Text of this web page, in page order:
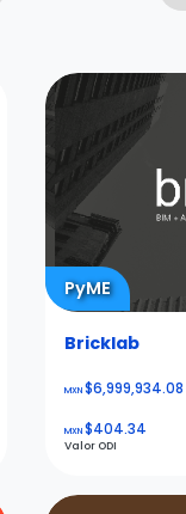
PyME
Bricklab
MXN$6,999,934.08
MXN$404.34
Valor ODI